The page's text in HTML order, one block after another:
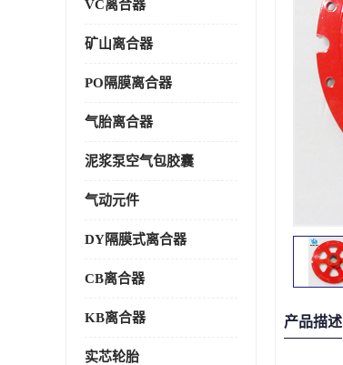
VC离合器
矿山离合器
PO隔膜离合器
气胎离合器
泥浆泵空气包胶囊
气动元件
DY隔膜式离合器
CB离合器
KB离合器
实芯轮胎
产品描述